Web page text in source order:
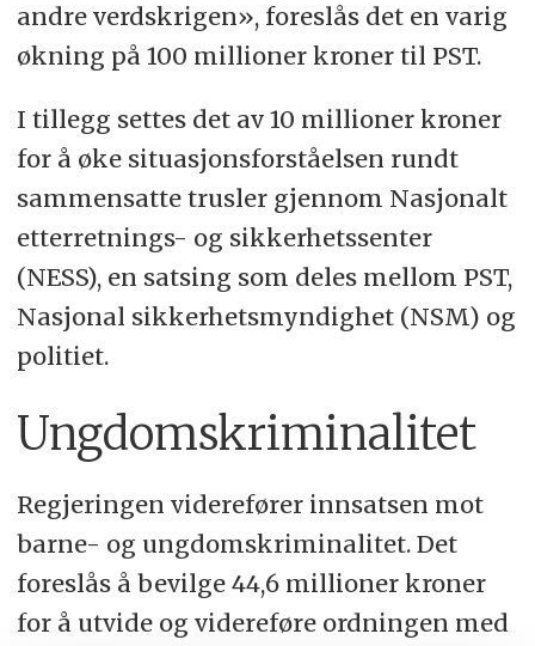
andre verdskrigen», foreslås det en varig
økning på 100 millioner kroner til PST.
I tillegg settes det av 10 millioner kroner
for å øke situasjonsforståelsen rundt
sammensatte trusler gjennom Nasjonalt
etterretnings- og sikkerhetssenter
(NESS), en satsing som deles mellom PST,
Nasjonal sikkerhetsmyndighet (NSM) og
politiet.
Ungdomskriminalitet
Regjeringen viderefører innsatsen mot
barne- og ungdomskriminalitet. Det
foreslås å bevilge 44,6 millioner kroner
for å utvide og videreføre ordningen med